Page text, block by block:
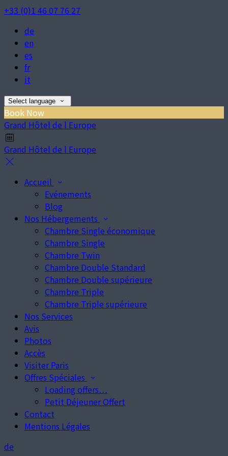
+33 (0)1 46 07 76 27
de
en
es
fr
it
Select language
Book Now
Grand Hôtel de l Europe
Grand Hôtel de l Europe
Accueil
Evénements
Blog
Nos Hébergements
Chambre Single économique
Chambre Single
Chambre Twin
Chambre Double Standard
Chambre Double supérieure
Chambre Triple
Chambre Triple supérieure
Nos Services
Avis
Photos
Accès
Visiter Paris
Offres Spéciales
Loading offers…
Petit Déjeuner Offert
Contact
Mentions Légales
de